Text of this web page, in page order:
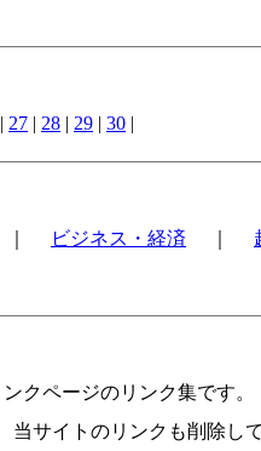
| 27 | 28 | 29 | 30 |
ビジネス・経済
ページのリンク集です
サイトのリンクも削除